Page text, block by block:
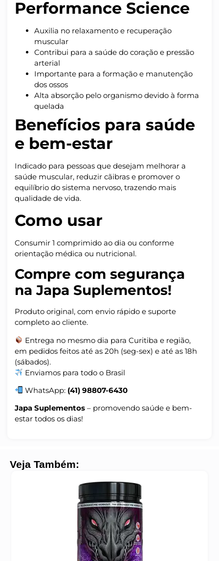
Performance Science
Auxilia no relaxamento e recuperação
muscular
Contribui para a saúde do coração e pressão
arterial
Importante para a formação e manutenção
dos ossos
Alta absorção pelo organismo devido à forma
quelada
Benefícios para saúde
e bem-estar
Indicado para pessoas que desejam melhorar a
saúde muscular, reduzir cãibras e promover o
equilíbrio do sistema nervoso, trazendo mais
qualidade de vida.
Como usar
Consumir 1 comprimido ao dia ou conforme
orientação médica ou nutricional.
Compre com segurança
na Japa Suplementos!
Produto original, com envio rápido e suporte
completo ao cliente.
Entrega no mesmo dia para Curitiba e região,
em pedidos feitos até as 20h (seg-sex) e até as 18h
(sábados).
Enviamos para todo o Brasil
WhatsApp: (41) 98807-6430
Japa Suplementos – promovendo saúde e bem-
estar todos os dias!
Veja Também: